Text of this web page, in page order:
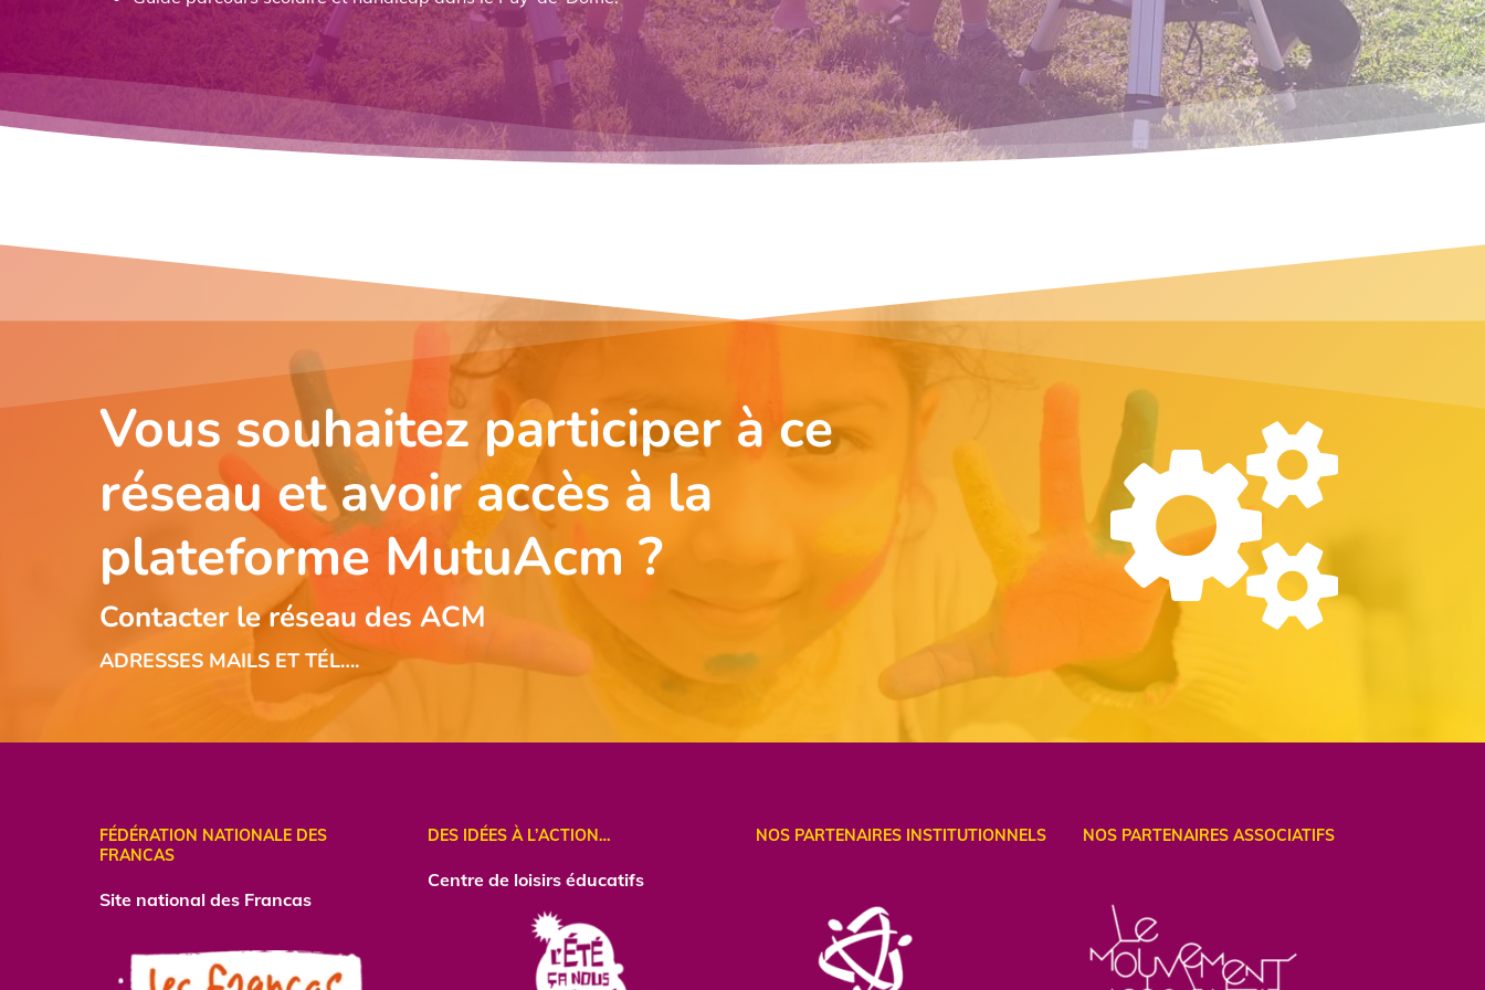
Vous souhaitez participer à ce
réseau et avoir accès à la
plateforme MutuAcm ?
Contacter le réseau des ACM
ADRESSES MAILS ET TÉL….
FÉDÉRATION NATIONALE DES
FRANCAS
Site national des Francas
DES IDÉES À L’ACTION…
Centrede loisirs éducatifs
NOS PARTENAIRES INSTITUTIONNELS NOS PARTENAIRES ASSOCIATIFS